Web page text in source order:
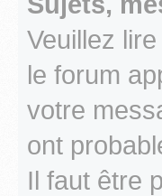
Veuillez
le forum
votre
ont
Il faut être